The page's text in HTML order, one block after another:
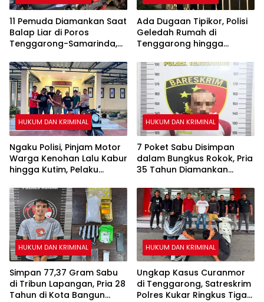
11 Pemuda Diamankan Saat
Balap Liar di Poros
Tenggarong-Samarinda,
Bulan
Ada Dugaan Tipikor, Polisi
Geledah Rumah di
Tenggarong hingga
HUKUM DAN KRIMINAL
Ngaku Polisi, Pinjam Motor
Warga Kenohan Lalu Kabur
hingga Kutim, Pelaku
HUKUM DAN KRIMINAL
7 Poket Sabu Disimpan
dalam Bungkus Rokok, Pria
35 Tahun Diamankan
HUKUM DAN KRIMINAL
Simpan 77,37 Gram Sabu
di Tribun Lapangan, Pria 28
Tahun di Kota Bangun
HUKUM DAN KRIMINAL
Ungkap Kasus Curanmor
di Tenggarong, Satreskrim
Polres Kukar Ringkus Tiga